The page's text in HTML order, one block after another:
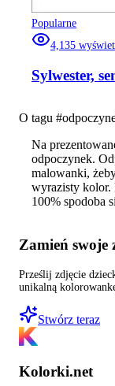
Popularne
4,135
Sylwester,
O tagu #
Na
odpoczynek.
malowanki,
wyrazisty kolor.
100% spodoba
Zamień swoje
Prześlij zdjęcie
unikalną
Stwórz teraz
Kolorki.net